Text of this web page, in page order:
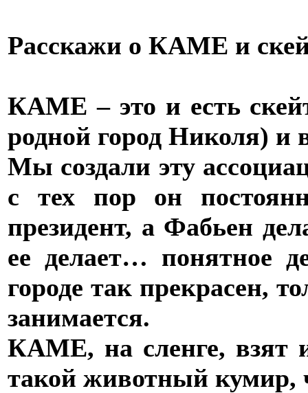
Расскажи о КАМЕ и
КАМЕ – это и есть
родной город Николя) и
Мы создали эту
с тех пор он
президент, а Фабьен
ее делает… понятное
городе так прекрасен,
занимается.
КАМЕ, на сленге, взят
такой животный кумир,